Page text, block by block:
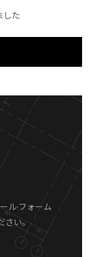
した
ル·フォーム
さい。